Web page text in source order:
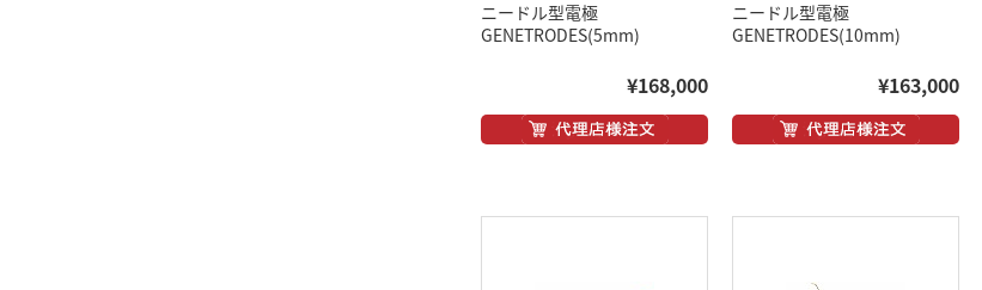
ニードル型電極
GENETRODES(5mm)
¥168,000
ニードル型電極
GENETRODES(10mm)
¥163,000